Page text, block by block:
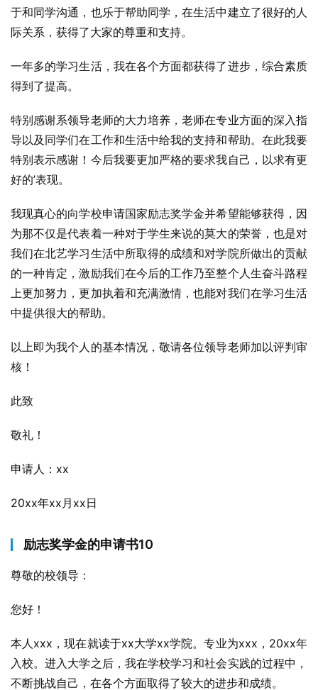
于和同学沟通，也乐于帮助同学，在生活中建立了很好的人
际关系，获得了大家的尊重和支持。
一年多的学习生活，我在各个方面都获得了进步，综合素质
得到了提高。
特别感谢系领导老师的大力培养，老师在专业方面的深入指
导以及同学们在工作和生活中给我的支持和帮助。在此我要
特别表示感谢！今后我要更加严格的要求我自己，以求有更
好的’表现。
我现真心的向学校申请国家励志奖学金并希望能够获得，因
为那不仅是代表着一种对于学生来说的莫大的荣誉，也是对
我们在北艺学习生活中所取得的成绩和对学院所做出的贡献
的一种肯定，激励我们在今后的工作乃至整个人生奋斗路程
上更加努力，更加执着和充满激情，也能对我们在学习生活
中提供很大的帮助。
以上即为我个人的基本情况，敬请各位领导老师加以评判审
核！
此致
敬礼！
申请人：xx
20xx年xx月xx日
励志奖学金的申请书10
尊敬的校领导：
您好！
本人xxx，现在就读于xx大学xx学院。专业为xxx，20xx年
入校。进入大学之后，我在学校学习和社会实践的过程中，
不断挑战自己，在各个方面取得了较大的进步和成绩。